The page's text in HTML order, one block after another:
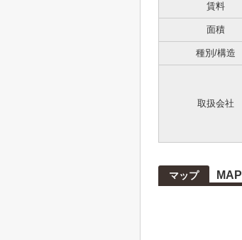
賃料
面積
種別/構造
取扱会社
マップ MAP